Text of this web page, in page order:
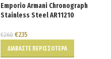
Emporio Armani Chronograph
Stainless Steel AR11210
€260 €235
ΔΙΑΒΆΣΤΕ ΠΕΡΙΣΣΌΤΕΡΑ